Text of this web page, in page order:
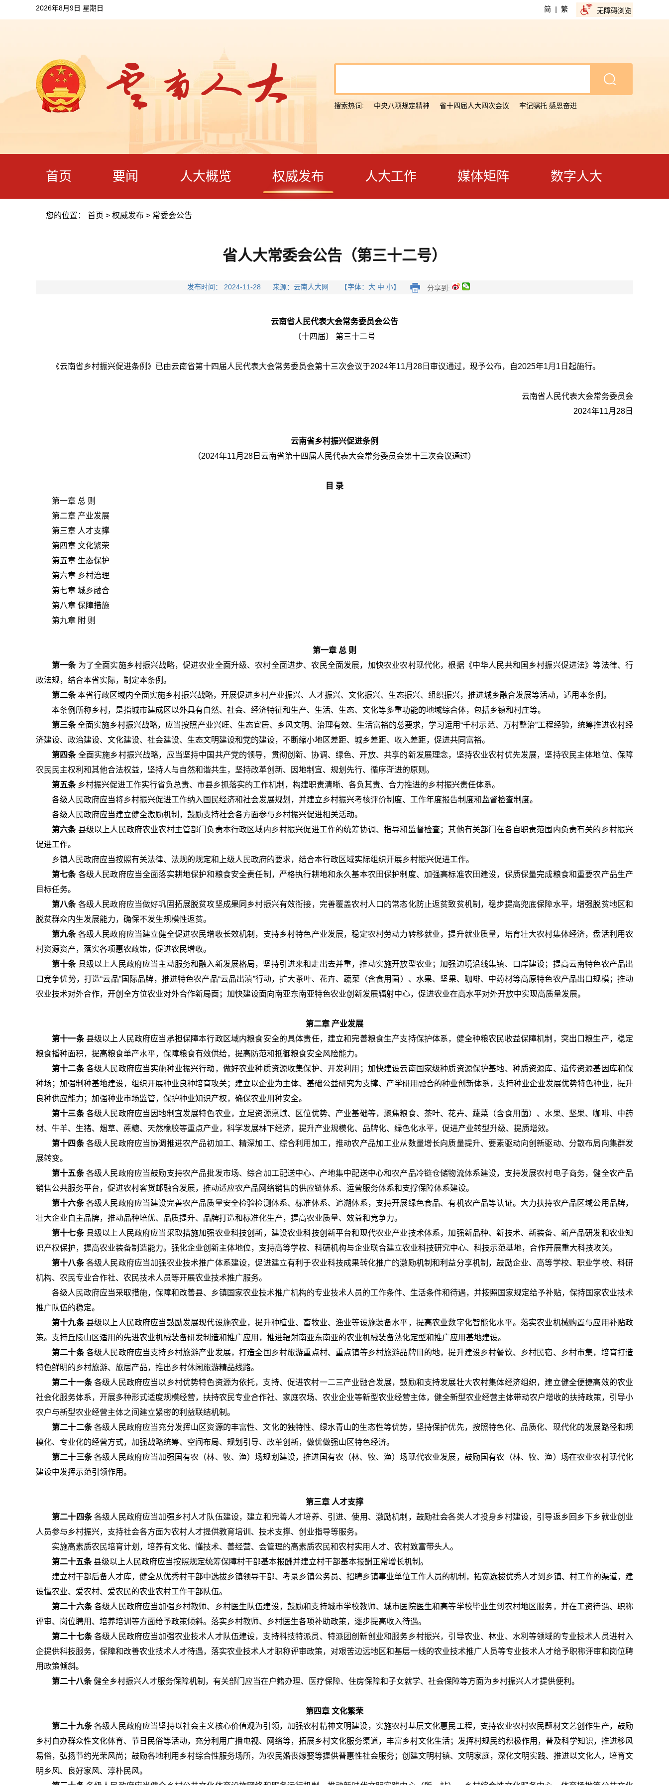
2026年8月9日 星期日 简 | 繁 无障碍浏览
搜索热词: 中央八项规定精神 省十四届人大四次会议 牢记嘱托 感恩奋进
首页 要闻 人大概览 权威发布 人大工作 媒体矩阵 数字人大
您的位置： 首页 > 权威发布 > 常委会公告
省人大常委会公告（第三十二号）
发布时间： 2024-11-28 来源：云南人大网 【字体：大 中 小】 分享到:
云南省人民代表大会常务委员会公告
〔十四届〕 第三十二号
《云南省乡村振兴促进条例》已由云南省第十四届人民代表大会常务委员会第十三次会议于2024年11月28日审议通过，现予公布，自2025年1月1日起施行。
云南省人民代表大会常务委员会
2024年11月28日
云南省乡村振兴促进条例
（2024年11月28日云南省第十四届人民代表大会常务委员会第十三次会议通过）
目 录
第一章 总 则
第二章 产业发展
第三章 人才支撑
第四章 文化繁荣
第五章 生态保护
第六章 乡村治理
第七章 城乡融合
第八章 保障措施
第九章 附 则
第一章 总 则
第一条为了全面实施乡村振兴战略，促进农业全面升级、农村全面进步、农民全面发展，加快农业农村现代化，根据《中华人民共和国乡村振兴促进法》等法律、行
政法规，结合本省实际，制定本条例。
第二条本省行政区域内全面实施乡村振兴战略，开展促进乡村产业振兴、人才振兴、文化振兴、生态振兴、组织振兴，推进城乡融合发展等活动，适用本条例。
本条例所称乡村，是指城市建成区以外具有自然、社会、经济特征和生产、生活、生态、文化等多重功能的地域综合体，包括乡镇和村庄等。
第三条全面实施乡村振兴战略，应当按照产业兴旺、生态宜居、乡风文明、治理有效、生活富裕的总要求，学习运用“千村示范、万村整治”工程经验，统筹推进农村经
济建设、政治建设、文化建设、社会建设、生态文明建设和党的建设，不断缩小地区差距、城乡差距、收入差距，促进共同富裕。
第四条全面实施乡村振兴战略，应当坚持中国共产党的领导，贯彻创新、协调、绿色、开放、共享的新发展理念，坚持农业农村优先发展，坚持农民主体地位、保障
农民民主权利和其他合法权益，坚持人与自然和谐共生，坚持改革创新、因地制宜、规划先行、循序渐进的原则。
第五条乡村振兴促进工作实行省负总责、市县乡抓落实的工作机制，构建职责清晰、各负其责、合力推进的乡村振兴责任体系。
各级人民政府应当将乡村振兴促进工作纳入国民经济和社会发展规划，并建立乡村振兴考核评价制度、工作年度报告制度和监督检查制度。
各级人民政府应当建立健全激励机制，鼓励支持社会各方面参与乡村振兴促进相关活动。
第六条 县级以上人民政府农业农村主管部门负责本行政区域内乡村振兴促进工作的统筹协调、指导和监督检查；其他有关部门在各自职责范围内负责有关的乡村振兴
促进工作。
乡镇人民政府应当按照有关法律、法规的规定和上级人民政府的要求，结合本行政区域实际组织开展乡村振兴促进工作。
第七条 各级人民政府应当全面落实耕地保护和粮食安全责任制，严格执行耕地和永久基本农田保护制度、加强高标准农田建设，保质保量完成粮食和重要农产品生产
目标任务。
第八条 各级人民政府应当做好巩固拓展脱贫攻坚成果同乡村振兴有效衔接，完善覆盖农村人口的常态化防止返贫致贫机制，稳步提高兜底保障水平，增强脱贫地区和
脱贫群众内生发展能力，确保不发生规模性返贫。
第九条 各级人民政府应当建立健全促进农民增收长效机制，支持乡村特色产业发展，稳定农村劳动力转移就业，提升就业质量，培育壮大农村集体经济，盘活利用农
村资源资产，落实各项惠农政策，促进农民增收。
第十条县级以上人民政府应当主动服务和融入新发展格局，坚持引进来和走出去并重，推动实施开放型农业；加强边境沿线集镇、口岸建设；提高云南特色农产品出
口竞争优势，打造“云品”国际品牌，推进特色农产品“云品出滇”行动，扩大茶叶、花卉、蔬菜（含食用菌）、水果、坚果、咖啡、中药材等高原特色农产品出口规模；推动
农业技术对外合作，开创全方位农业对外合作新局面；加快建设面向南亚东南亚特色农业创新发展辐射中心，促进农业在高水平对外开放中实现高质量发展。
第二章 产业发展
第十一条县级以上人民政府应当承担保障本行政区域内粮食安全的具体责任，建立和完善粮食生产支持保护体系，健全种粮农民收益保障机制，突出口粮生产，稳定
粮食播种面积，提高粮食单产水平，保障粮食有效供给，提高防范和抵御粮食安全风险能力。
第十二条各级人民政府应当实施种业振兴行动，做好农业种质资源收集保护、开发利用；加快建设云南国家级种质资源保护基地、种质资源库、遗传资源基因库和保
种场；加强制种基地建设，组织开展种业良种培育攻关；建立以企业为主体、基础公益研究为支撑、产学研用融合的种业创新体系，支持种业企业发展优势特色种业，提升
良种供应能力；加强种业市场监管，保护种业知识产权，确保农业用种安全。
第十三条各级人民政府应当因地制宜发展特色农业，立足资源禀赋、区位优势、产业基础等，聚焦粮食、茶叶、花卉、蔬菜（含食用菌）、水果、坚果、咖啡、中药
材、牛羊、生猪、烟草、蔗糖、天然橡胶等重点产业，科学发展林下经济，提升产业规模化、品牌化、绿色化水平，促进产业转型升级、提质增效。
第十四条各级人民政府应当协调推进农产品初加工、精深加工、综合利用加工，推动农产品加工业从数量增长向质量提升、要素驱动向创新驱动、分散布局向集群发
展转变。
第十五条各级人民政府应当鼓励支持农产品批发市场、综合加工配送中心、产地集中配送中心和农产品冷链仓储物流体系建设，支持发展农村电子商务，健全农产品
销售公共服务平台，促进农村客货邮融合发展，推动适应农产品网络销售的供应链体系、运营服务体系和支撑保障体系建设。
第十六条各级人民政府应当建设完善农产品质量安全检验检测体系、标准体系、追溯体系，支持开展绿色食品、有机农产品等认证。大力扶持农产品区域公用品牌，
壮大企业自主品牌，推动品种培优、品质提升、品牌打造和标准化生产，提高农业质量、效益和竞争力。
第十七条 县级以上人民政府应当采取措施加强农业科技创新，建设农业科技创新平台和现代农业产业技术体系，加强新品种、新技术、新装备、新产品研发和农业知
识产权保护，提高农业装备制造能力。强化企业创新主体地位，支持高等学校、科研机构与企业联合建立农业科技研究中心、科技示范基地，合作开展重大科技攻关。
第十八条各级人民政府应当加强农业技术推广体系建设，促进建立有利于农业科技成果转化推广的激励机制和利益分享机制，鼓励企业、高等学校、职业学校、科研
机构、农民专业合作社、农民技术人员等开展农业技术推广服务。
各级人民政府应当采取措施，保障和改善县、乡镇国家农业技术推广机构的专业技术人员的工作条件、生活条件和待遇，并按照国家规定给予补贴，保持国家农业技术
推广队伍的稳定。
第十九条 县级以上人民政府应当鼓励发展现代设施农业，提升种植业、畜牧业、渔业等设施装备水平，提高农业数字化智能化水平。落实农业机械购置与应用补贴政
策。支持丘陵山区适用的先进农业机械装备研发制造和推广应用，推进辐射南亚东南亚的农业机械装备熟化定型和推广应用基地建设。
第二十条各级人民政府应当支持乡村旅游产业发展，打造全国乡村旅游重点村、重点镇等乡村旅游品牌目的地，提升建设乡村餐饮、乡村民宿、乡村市集，培育打造
特色鲜明的乡村旅游、旅居产品，推出乡村休闲旅游精品线路。
第二十一条各级人民政府应当以乡村优势特色资源为依托，支持、促进农村一二三产业融合发展，鼓励和支持发展壮大农村集体经济组织，建立健全便捷高效的农业
社会化服务体系，开展多种形式适度规模经营，扶持农民专业合作社、家庭农场、农业企业等新型农业经营主体，健全新型农业经营主体带动农户增收的扶持政策，引导小
农户与新型农业经营主体之间建立紧密的利益联结机制。
第二十二条各级人民政府应当充分发挥山区资源的丰富性、文化的独特性、绿水青山的生态性等优势，坚持保护优先，按照特色化、品质化、现代化的发展路径和规
模化、专业化的经营方式，加强战略统筹、空间布局、规划引导、改革创新，做优做强山区特色经济。
第二十三条各级人民政府应当加强国有农（林、牧、渔）场规划建设，推进国有农（林、牧、渔）场现代农业发展，鼓励国有农（林、牧、渔）场在农业农村现代化
建设中发挥示范引领作用。
第三章 人才支撑
第二十四条各级人民政府应当加强乡村人才队伍建设，建立和完善人才培养、引进、使用、激励机制，鼓励社会各类人才投身乡村建设，引导返乡回乡下乡就业创业
人员参与乡村振兴，支持社会各方面为农村人才提供教育培训、技术支撑、创业指导等服务。
实施高素质农民培育计划，培养有文化、懂技术、善经营、会管理的高素质农民和农村实用人才、农村致富带头人。
第二十五条 县级以上人民政府应当按照规定统筹保障村干部基本报酬并建立村干部基本报酬正常增长机制。
建立村干部后备人才库，健全从优秀村干部中选拔乡镇领导干部、考录乡镇公务员、招聘乡镇事业单位工作人员的机制，拓宽选拔优秀人才到乡镇、村工作的渠道，建
设懂农业、爱农村、爱农民的农业农村工作干部队伍。
第二十六条各级人民政府应当加强乡村教师、乡村医生队伍建设，鼓励和支持城市学校教师、城市医院医生和高等学校毕业生到农村地区服务，并在工资待遇、职称
评审、岗位聘用、培养培训等方面给予政策倾斜。落实乡村教师、乡村医生各项补助政策，逐步提高收入待遇。
第二十七条各级人民政府应当加强农业技术人才队伍建设，支持科技特派员、特派团创新创业和服务乡村振兴，引导农业、林业、水利等领域的专业技术人员进村入
企提供科技服务，保障和改善农业技术人才待遇，落实农业技术人才职称评审政策，对艰苦边远地区和基层一线的农业技术推广人员等专业技术人才给予职称评审和岗位聘
用政策倾斜。
第二十八条健全乡村振兴人才服务保障机制，有关部门应当在户籍办理、医疗保障、住房保障和子女就学、社会保障等方面为乡村振兴人才提供便利。
第四章 文化繁荣
第二十九条各级人民政府应当坚持以社会主义核心价值观为引领，加强农村精神文明建设，实施农村基层文化惠民工程，支持农业农村农民题材文艺创作生产，鼓励
乡村自办群众性文化体育、节日民俗等活动，充分利用广播电视、网络等，拓展乡村文化服务渠道，丰富乡村文化生活；发挥村规民约积极作用，普及科学知识，推进移风
易俗，弘扬节约光荣风尚；鼓励各地利用乡村综合性服务场所，为农民婚丧嫁娶等提供普惠性社会服务；创建文明村镇、文明家庭，深化文明实践、推进以文化人，培育文
明乡风、良好家风、淳朴民风。